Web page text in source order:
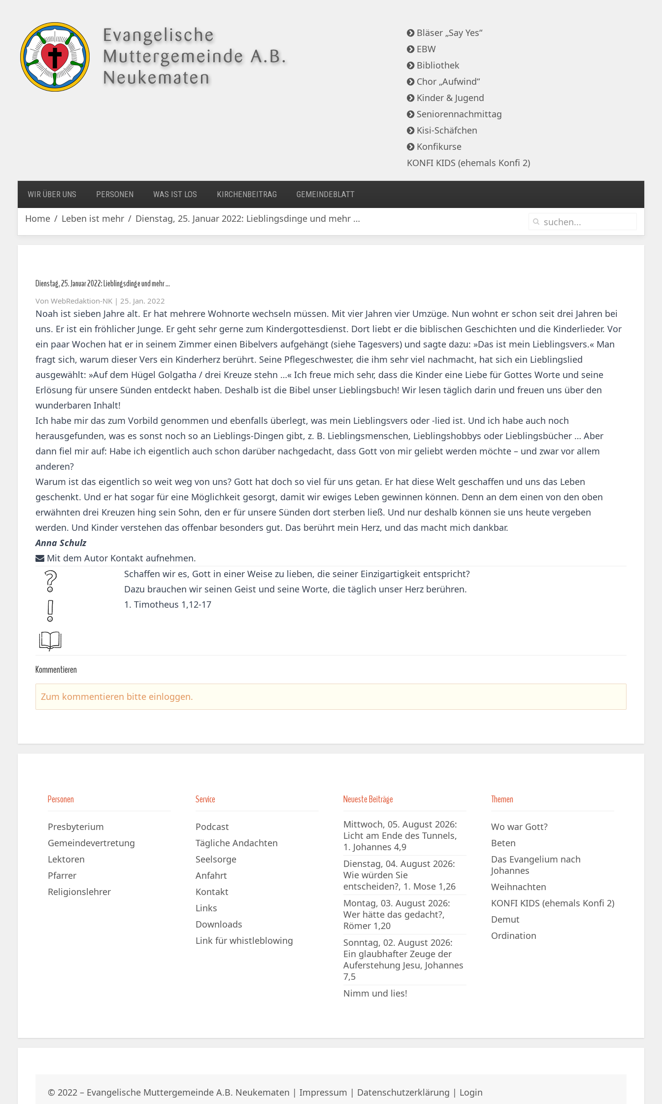
Bläser „Say Yes“
EBW
Bibliothek
Chor „Aufwind“
Kinder & Jugend
Seniorennachmittag
Kisi-Schäfchen
Konfikurse
KONFI KIDS (ehemals Konfi 2)
WIR ÜBER UNS PERSONEN WAS IST LOS KIRCHENBEITRAG GEMEINDEBLATT
Home Leben ist mehr Dienstag, 25. Januar 2022: Lieblingsdinge und mehr …
Dienstag, 25. Januar 2022: Lieblingsdinge und mehr …
Von WebRedaktion-NK | 25. Jan. 2022
Noah ist sieben Jahre alt. Er hat mehrere Wohnorte wechseln müssen. Mit vier Jahren vier Umzüge. Nun wohnt er schon seit drei Jahren bei
uns. Er ist ein fröhlicher Junge. Er geht sehr gerne zum Kindergottesdienst. Dort liebt er die biblischen Geschichten und die Kinderlieder. Vor
ein paar Wochen hat er in seinem Zimmer einen Bibelvers aufgehängt (siehe Tagesvers) und sagte dazu: »Das ist mein Lieblingsvers.« Man
fragt sich, warum dieser Vers ein Kinderherz berührt. Seine Pflegeschwester, die ihm sehr viel nachmacht, hat sich ein Lieblingslied
ausgewählt: »Auf dem Hügel Golgatha / drei Kreuze stehn …« Ich freue mich sehr, dass die Kinder eine Liebe für Gottes Worte und seine
Erlösung für unsere Sünden entdeckt haben. Deshalb ist die Bibel unser Lieblingsbuch! Wir lesen täglich darin und freuen uns über den
wunderbaren Inhalt!
Ich habe mir das zum Vorbild genommen und ebenfalls überlegt, was mein Lieblingsvers oder -lied ist. Und ich habe auch noch
herausgefunden, was es sonst noch so an Lieblings-Dingen gibt, z. B. Lieblingsmenschen, Lieblingshobbys oder Lieblingsbücher … Aber
dann fiel mir auf: Habe ich eigentlich auch schon darüber nachgedacht, dass Gott von mir geliebt werden möchte – und zwar vor allem
anderen?
Warum ist das eigentlich so weit weg von uns? Gott hat doch so viel für uns getan. Er hat diese Welt geschaffen und uns das Leben
geschenkt. Und er hat sogar für eine Möglichkeit gesorgt, damit wir ewiges Leben gewinnen können. Denn an dem einen von den oben
erwähnten drei Kreuzen hing sein Sohn, den er für unsere Sünden dort sterben ließ. Und nur deshalb können sie uns heute vergeben
werden. Und Kinder verstehen das offenbar besonders gut. Das berührt mein Herz, und das macht mich dankbar.
Anna Schulz
Mit dem Autor Kontakt aufnehmen.
Schaffen wir es, Gott in einer Weise zu lieben, die seiner Einzigartigkeit entspricht?
Dazu brauchen wir seinen Geist und seine Worte, die täglich unser Herz berühren.
1. Timotheus 1,12-17
Kommentieren
Zum kommentieren bitte einloggen.
Personen
Presbyterium
Gemeindevertretung
Lektoren
Pfarrer
Religionslehrer
Service
Podcast
Tägliche Andachten
Seelsorge
Anfahrt
Kontakt
Links
Downloads
Link für whistleblowing
Neueste Beiträge
Mittwoch, 05. August 2026:
Licht am Ende des Tunnels,
1. Johannes 4,9
Dienstag, 04. August 2026:
Wie würden Sie
entscheiden?, 1. Mose 1,26
Montag, 03. August 2026:
Wer hätte das gedacht?,
Römer 1,20
Sonntag, 02. August 2026:
Ein glaubhafter Zeuge der
Auferstehung Jesu, Johannes
7,5
Nimm und lies!
Themen
Wo war Gott?
Beten
Das Evangelium nach
Johannes
Weihnachten
KONFI KIDS (ehemals Konfi 2)
Demut
Ordination
© 2022 – Evangelische Muttergemeinde A.B. Neukematen | Impressum | Datenschutzerklärung | Login